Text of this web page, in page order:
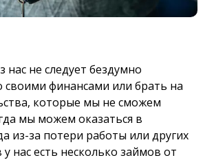
нас не следует бездумно
своими финансами или брать на
которые мы не сможем
мы можем оказаться в
из-за потери работы или других
у нас есть несколько займов от